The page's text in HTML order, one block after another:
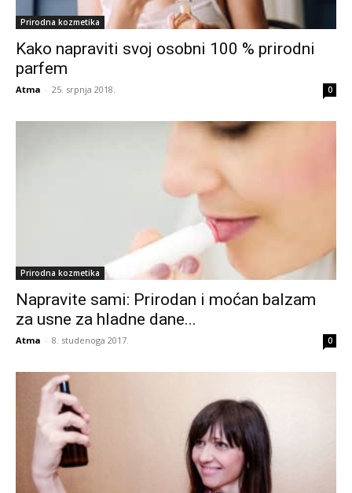
Prirodna kozmetika
Kako napraviti svoj osobni 100 % prirodni
parfem
Atma - 25. srpnja 2018. 0
Prirodna kozmetika
Napravite sami: Prirodan i moćan balzam
za usne za hladne dane...
Atma - 8. studenoga 2017. 0